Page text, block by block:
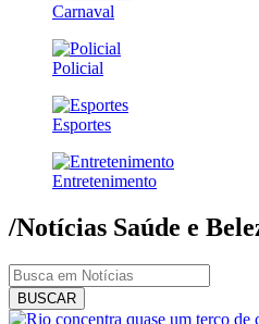
Carnaval
Policial
Esportes
Entretenimento
/Notícias Saúde e
BUSCAR